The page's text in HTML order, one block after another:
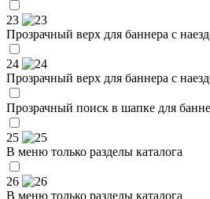
23
Прозрачный верх для баннера с
24
Прозрачный верх для баннера с
Прозрачный поиск в шапке для
25
В меню только разделы каталога
26
В меню только разделы каталога